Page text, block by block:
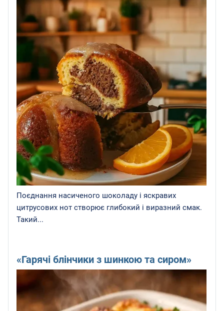
Поєднання насиченого шоколаду і яскравих
цитрусових нот створює глибокий і виразний смак.
Такий...
«Гарячі блінчики з шинкою та сиром»